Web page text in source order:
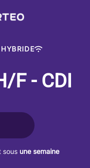
HYBRIDE
F - CDI
sous une semaine